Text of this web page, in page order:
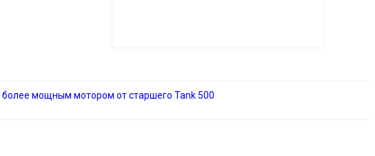
более мощным мотором от старшего Tank 500